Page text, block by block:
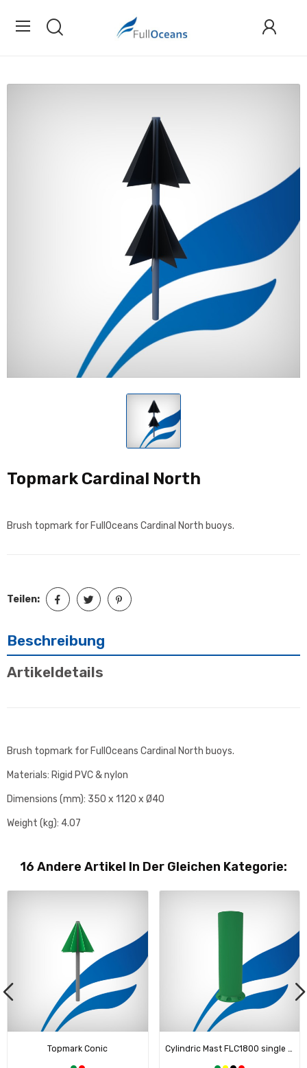
Topmark Cardinal North
Brush topmark for FullOceans Cardinal North buoys.
Teilen:
Beschreibung
Artikeldetails
Brush topmark for FullOceans Cardinal North buoys.
Materials: Rigid PVC & nylon
Dimensions (mm): 350 x 1120 x Ø40
Weight (kg): 4.07
16 Andere Artikel In Der Gleichen Kategorie:
Topmark Conic Cylindric Mast FLC1800 single color